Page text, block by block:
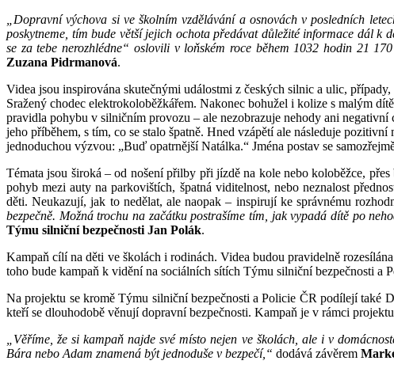
„Dopravní výchova si ve školním vzdělávání a osnovách v posledních
poskytneme, tím bude větší jejich ochota předávat důležité informace dál k
se za tebe nerozhlédne“ oslovili v loňském roce během 1032 hodin 21
Zuzana Pidrmanová.
Videa jsou inspirována skutečnými událostmi z českých silnic a ulic,
Sražený chodec elektrokoloběžkářem. Nakonec bohužel i kolize s malým
pravidla pohybu v silničním provozu – ale nezobrazuje nehody ani
jeho příběhem, s tím, co se stalo špatně. Hned vzápětí ale následuje
jednoduchou výzvou: „Buď opatrnější Natálka.“ Jména postav se
Témata jsou široká – od nošení přilby při jízdě na kole nebo koloběžce,
pohyb mezi auty na parkovištích, špatná viditelnost, nebo neznalost
děti. Neukazují, jak to nedělat, ale naopak – inspirují ke správnému
bezpečně. Možná trochu na začátku postrašíme tím, jak vypadá dítě po
Týmu silniční bezpečnosti Jan Polák.
Kampaň cílí na děti ve školách i rodinách. Videa budou pravidelně
toho bude kampaň k vidění na sociálních sítích Týmu silniční bezpečnosti a
Na projektu se kromě Týmu silniční bezpečnosti a Policie ČR podílejí také
kteří se dlouhodobě věnují dopravní bezpečnosti. Kampaň je v rámci
„Věříme, že si kampaň najde své místo nejen ve školách, ale i v
Bára nebo Adam znamená být jednoduše v bezpečí,“ dodává závěrem